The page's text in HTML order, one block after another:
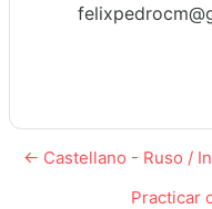
← Castellano - Ruso /
Practicar